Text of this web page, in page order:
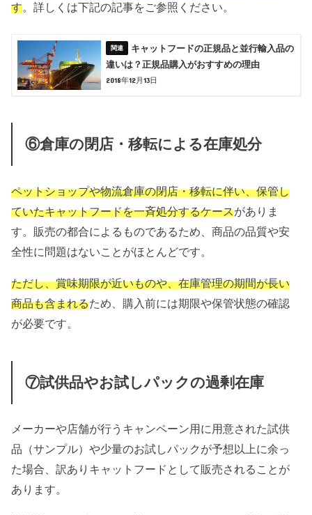
す。詳しくは下記の記事をご参照ください。
キャットフードの正規品と並行輸入品の
違いは？正規品購入がおすすめの理由
2018年12月13日
⑥倉庫の閉店・移転による在庫処分
ペットショップや物流倉庫の閉店・移転に伴い、保管し
ていたキャットフードを一斉処分するケースがありま
す。販売の都合によるものであるため、商品の品質や安
全性に問題はないことがほとんどです。
ただし、賞味期限が近いものや、在庫管理の期間が長い
商品も含まれるため、購入前には期限や保管状態の確認
が必要です。
⑦試供品やお試しパックの過剰在庫
メーカーや店舗が行うキャンペーン用に用意された試供
品（サンプル）や少量のお試しパックが予想以上に余っ
た場合、訳ありキャットフードとして販売されることが
あります。